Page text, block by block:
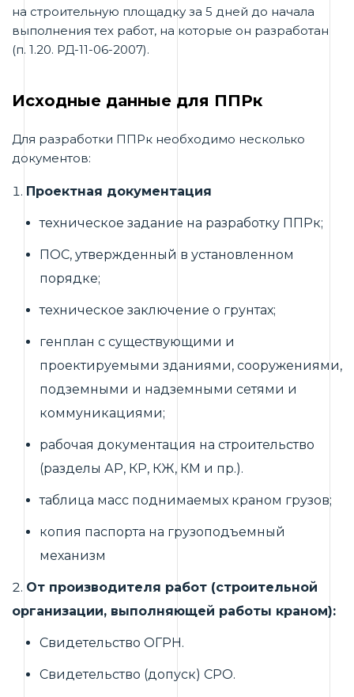
на строительную площадку за 5 дней до начала
выполнения тех работ, на которые он разработан
(п. 1.20. РД-11-06-2007).
Исходные данные для ППРк
Для разработки ППРк необходимо несколько
документов:
Проектная документация
техническое задание на разработку ППРк;
ПОС, утвержденный в установленном
порядке;
техническое заключение о грунтах;
генплан с существующими и
проектируемыми зданиями, сооружениями,
подземными и надземными сетями и
коммуникациями;
рабочая документация на строительство
(разделы АР, КР, КЖ, КМ и пр.).
таблица масс поднимаемых краном грузов;
копия паспорта на грузоподъемный
механизм
От производителя работ (строительной
организации, выполняющей работы краном):
Свидетельство ОГРН.
Свидетельство (допуск) СРО.